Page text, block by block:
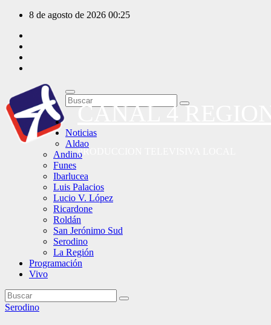
Saltar
contenido
8 de agosto de 2026 00:25
CANAL 4
PRODUCCION TELEVISIVA LOCAL
Noticias
Aldao
Andino
Funes
Ibarlucea
Luis Palacios
Lucio V. López
Ricardone
Roldán
San Jerónimo Sud
Serodino
La Región
Programación
Vivo
Serodino